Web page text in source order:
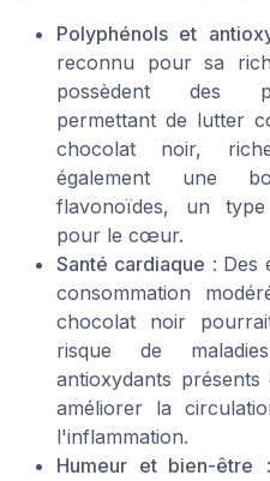
Polyphénols et
reconnu pour sa
possèdent des
permettant de lutter
chocolat noir,
également une
flavonoïdes, un type
pour le cœur.
Santé cardiaque : Des
consommation
chocolat noir
risque de
antioxydants
améliorer la
l'inflammation.
Humeur et bien-être